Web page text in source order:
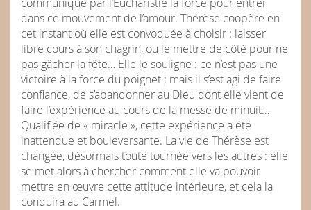
dans ce mouvement de l’amour. Thérèse coopère en
cet instant où elle est convoquée à choisir : laisser
libre cours à son chagrin, ou le mettre de côté pour ne
pas gâcher la fête… Elle le souligne : ce n’est pas une
victoire à la force du poignet ; mais il s’est agi de faire
confiance, de s’abandonner au Dieu dont elle vient de
faire l’expérience au cours de la messe de minuit…
Qualifiée de « miracle », cette expérience a été
inattendue et bouleversante. La vie de Thérèse est
changée, désormais toute tournée vers les autres : elle
se met alors à chercher comment elle va pouvoir
mettre en œuvre cette attitude intérieure, et cela la
conduira au Carmel.